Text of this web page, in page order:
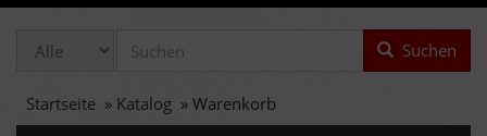
Suchen
Startseite » Katalog » Warenkorb